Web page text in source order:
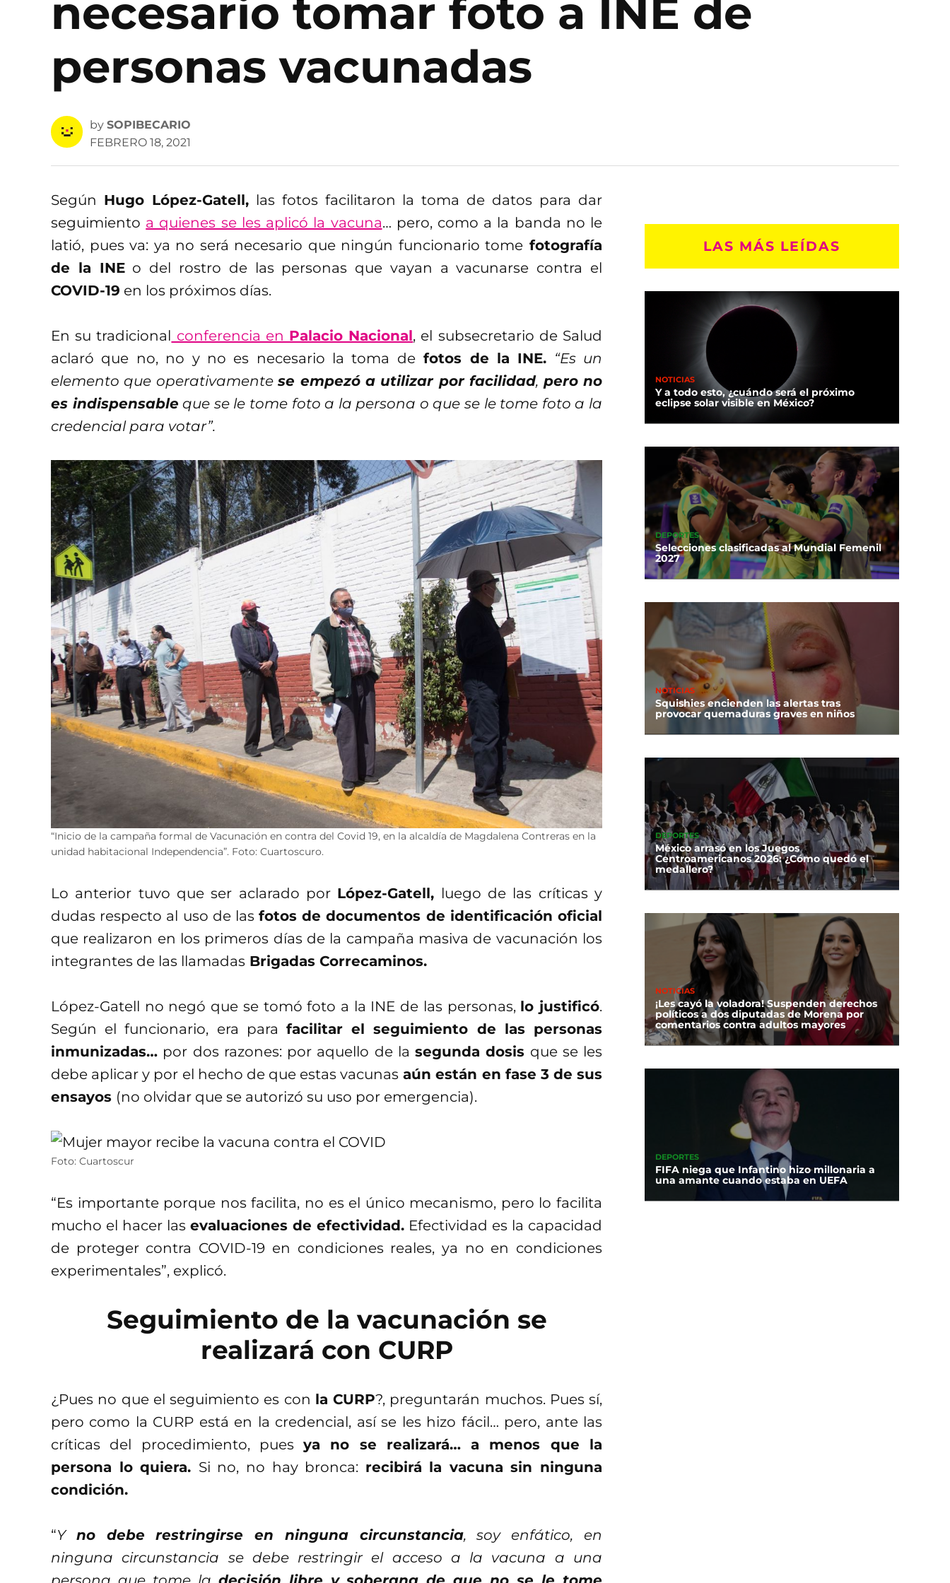
necesario tomar foto a INE de
personas vacunadas
by SOPIBECARIO
FEBRERO 18, 2021
Según Hugo López-Gatell,las fotos facilitaron la toma de datos para dar
seguimiento a quienes se les aplicó la vacuna… pero, como a la banda no le
latió, pues va: ya no será necesario que ningún funcionario tome fotografía
de la INEo del rostro de las personas que vayan a vacunarse contra el
COVID-19 en los próximos días.
En su tradicional conferencia en Palacio Nacional, el subsecretario de Salud
aclaró que no, no y no es necesario la toma defotos de la INE. “Es un
elemento que operativamentese empezó a utilizar por facilidad, pero no
es indispensable que se le tome foto a la persona o que se le tome foto a la
credencial para votar”.
“Inicio de la campaña formal de Vacunación en contra del Covid 19, en la alcaldía de Magdalena Contreras en la
unidad habitacional Independencia”. Foto: Cuartoscuro.
Lo anterior tuvo que ser aclarado por López-Gatell, luego de las críticas y
dudas respecto al uso de lasfotos de documentos de identificación oficial
que realizaron en los primeros días de la campaña masiva de vacunación los
integrantes de las llamadas Brigadas Correcaminos.
López-Gatell no negó que se tomó foto a la INE de las personas, lo justificó.
Según el funcionario, era para facilitar el seguimiento de las personas
inmunizadas… por dos razones: por aquello de la segunda dosis que se les
debe aplicar y por el hecho de que estas vacunas aún están en fase 3 de sus
ensayos (no olvidar que se autorizó su uso por emergencia).
Foto: Cuartoscur
“Es importante porque nos facilita, no es el único mecanismo, pero lo facilita
mucho el hacer las evaluaciones de efectividad. Efectividad es la capacidad
de proteger contra COVID-19 en condiciones reales, ya no en condiciones
experimentales”, explicó.
Seguimiento de la vacunación se
realizará con CURP
¿Pues no que el seguimiento es con la CURP?, preguntarán muchos. Pues sí,
pero como la CURP está en la credencial, así se les hizo fácil… pero, ante las
críticas del procedimiento, puesya no se realizará… a menos que la
persona lo quiera. Si no, no hay bronca: recibirá la vacuna sin ninguna
condición.
“Y no debe restringirse en ninguna circunstancia, soy enfático, en
ninguna circunstancia se debe restringir el acceso a la vacuna a una
LAS MÁS LEÍDAS
NOTICIAS
Y a todo esto, ¿cuándo será el próximo
eclipse solar visible en México?
DEPORTES
Selecciones clasificadas al Mundial Femenil
2027
NOTICIAS
Squishies encienden las alertas tras
provocar quemaduras graves en niños
DEPORTES
México arrasó en los Juegos
Centroamericanos 2026: ¿Cómo quedó el
medallero?
NOTICIAS
¡Les cayó la voladora! Suspenden derechos
políticos a dos diputadas de Morena por
comentarios contra adultos mayores
DEPORTES
FIFA niega que Infantino hizo millonaria a
una amante cuando estaba en UEFA